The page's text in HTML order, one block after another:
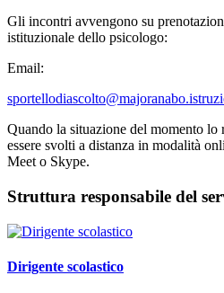
Gli incontri avvengono su
istituzionale dello psicologo:
Email:
Quando la situazione del momento
essere svolti a distanza in modalità
Meet o Skype.
Struttura responsabile del
Dirigente scolastico